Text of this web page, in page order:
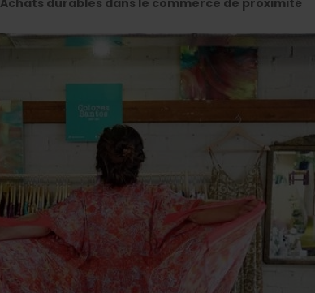
Achats durables dans le commerce de proximité